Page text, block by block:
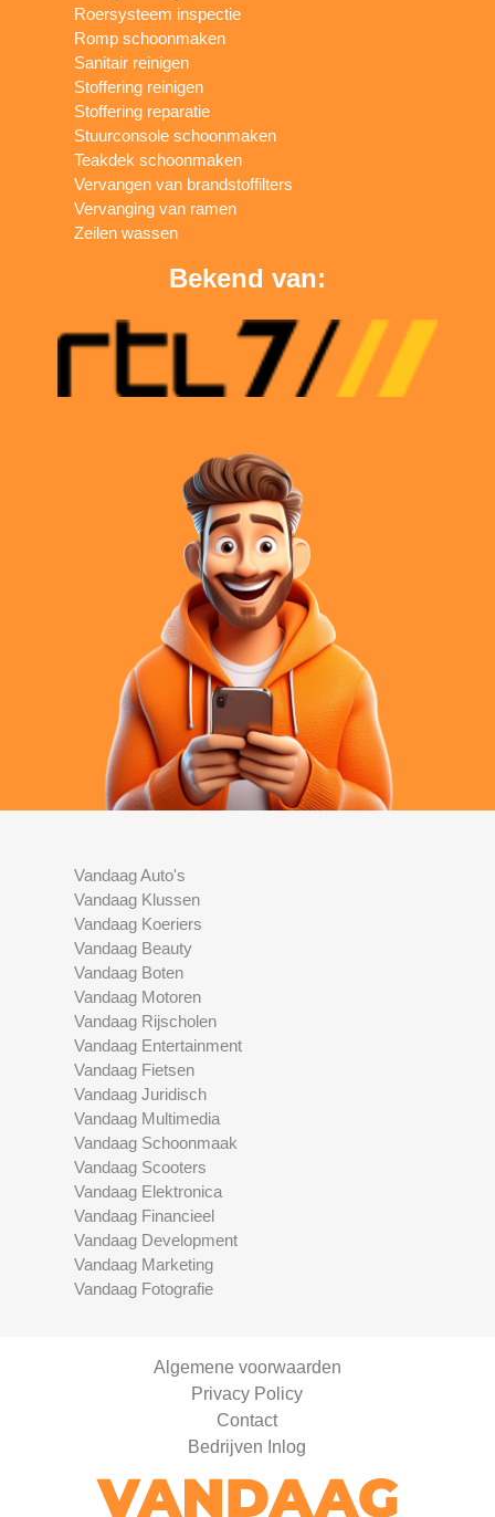
Roersysteem inspectie
Romp schoonmaken
Sanitair reinigen
Stoffering reinigen
Stoffering reparatie
Stuurconsole schoonmaken
Teakdek schoonmaken
Vervangen van brandstoffilters
Vervanging van ramen
Zeilen wassen
Bekend van:
Vandaag Auto's
Vandaag Klussen
Vandaag Koeriers
Vandaag Beauty
Vandaag Boten
Vandaag Motoren
Vandaag Rijscholen
Vandaag Entertainment
Vandaag Fietsen
Vandaag Juridisch
Vandaag Multimedia
Vandaag Schoonmaak
Vandaag Scooters
Vandaag Elektronica
Vandaag Financieel
Vandaag Development
Vandaag Marketing
Vandaag Fotografie
Algemene voorwaarden
Privacy Policy
Contact
Bedrijven Inlog